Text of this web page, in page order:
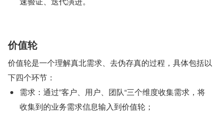
价值轮
价值轮是一个理解真北需求、去伪存真的过程，具体包括以
下四个环节：
需求：通过”客户、用户、团队“三个维度收集需求，将
收集到的业务需求信息输入到价值轮；